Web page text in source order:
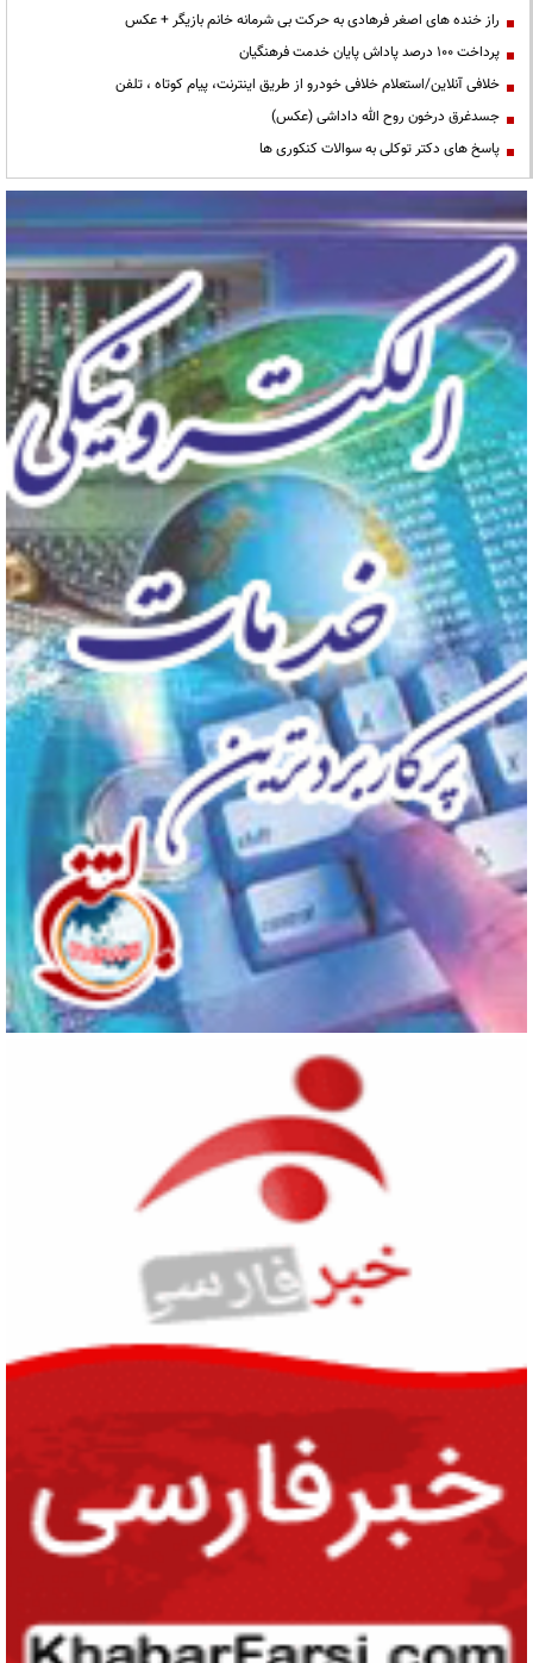
راز خنده های اصغر فرهادی به حرکت بی شرمانه خانم بازیگر + عکس
پرداخت ۱۰۰ درصد پاداش پایان خدمت فرهنگیان
خلافی آنلاین/استعلام خلافی خودرو از طریق اینترنت، پیام کوتاه ، تلفن
جسدغرق درخون روح الله داداشی (عکس)
پاسخ های دکتر توکلی به سوالات کنکوری ها